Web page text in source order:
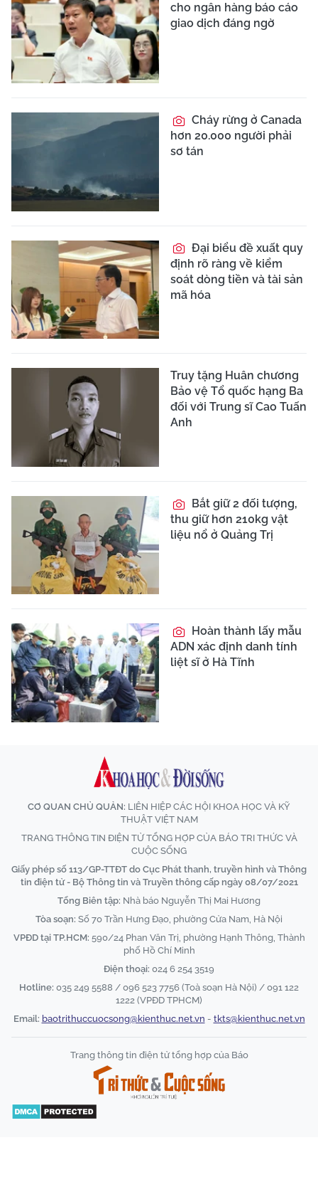
cho ngân hàng báo cáo
giao dịch đáng ngờ
Cháy rừng ở Canada
hơn 20.000 người phải
sơ tán
Đại biểu đề xuất quy
định rõ ràng về kiểm
soát dòng tiền và tài sản
mã hóa
Truy tặng Huân chương
Bảo vệ Tổ quốc hạng Ba
đối với Trung sĩ Cao Tuấn
Anh
Bắt giữ 2 đối tượng,
thu giữ hơn 210kg vật
liệu nổ ở Quảng Trị
Hoàn thành lấy mẫu
ADN xác định danh tính
liệt sĩ ở Hà Tĩnh
CƠ QUAN CHỦ QUẢN: LIÊN HIỆP CÁC HỘI KHOA HỌC VÀ KỸ
THUẬT VIỆT NAM
TRANG THÔNG TIN ĐIỆN TỬ TỔNG HỢP CỦA BÁO TRI THỨC VÀ
CUỘC SỐNG
Giấy phép số 113/GP-TTĐT do Cục Phát thanh, truyền hình và Thông
tin điện tử - Bộ Thông tin và Truyền thông cấp ngày 08/07/2021
Tổng Biên tập: Nhà báo Nguyễn Thị Mai Hương
Tòa soạn: Số 70 Trần Hưng Đạo, phường Cửa Nam, Hà Nội
VPĐD tại TP.HCM: 590/24 Phan Văn Trị, phường Hạnh Thông, Thành
phố Hồ Chí Minh
Điện thoại: 024 6 254 3519
Hotline: 035 249 5588 / 096 523 7756 (Toà soạn Hà Nội) / 091 122
1222 (VPĐD TPHCM)
Email: baotrithuccuocsong@kienthuc.net.vn - tkts@kienthuc.net.vn
Trang thông tin điện tử tổng hợp của Báo